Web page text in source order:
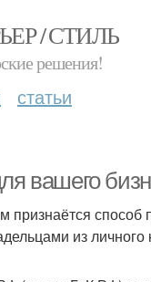
/ СТИЛЬ
решения!
статьи
вашего
способ
из личного